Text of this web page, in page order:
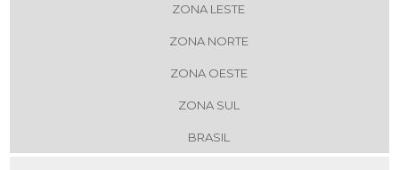
ZONA LESTE
ZONA NORTE
ZONA OESTE
ZONA SUL
BRASIL